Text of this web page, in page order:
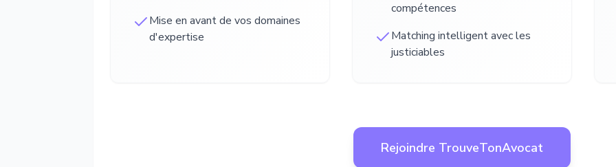
Mise en avant de vos domaines
d'expertise
compétences
Matching intelligent avec les
justiciables
Rejoindre TrouveTonAvocat